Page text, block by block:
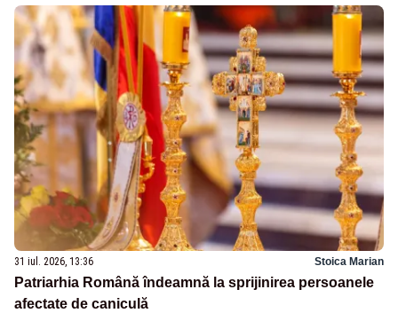
31 iul. 2026, 13:36 Stoica Marian
Patriarhia Română îndeamnă la sprijinirea persoanele
afectate de caniculă